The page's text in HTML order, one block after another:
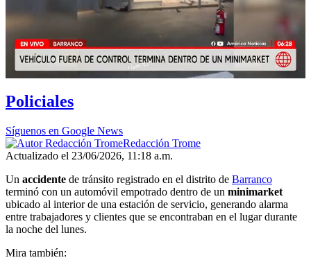
Policiales
Síguenos en Google News
Redacción Trome
Actualizado el 23/06/2026, 11:18 a.m.
Un accidente de tránsito registrado en el distrito de Barranco
terminó con un automóvil empotrado dentro de un minimarket
ubicado al interior de una estación de servicio, generando alarma
entre trabajadores y clientes que se encontraban en el lugar durante
la noche del lunes.
Mira también: